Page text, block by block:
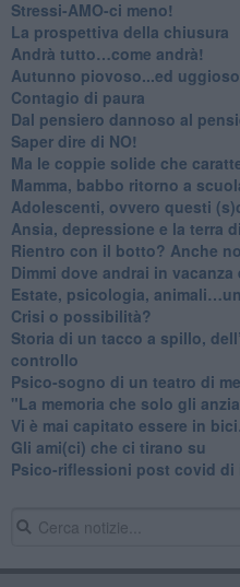
​Stressi-AMO-ci meno!
​La prospettiva della chiusura
​Andrà tutto…come andrà!
Autunno piovoso...ed uggioso
​Contagio di paura
​Dal pensiero dannoso al
​Saper dire di NO!
​Ma le coppie solide che
​Mamma, babbo ritorno a
Adolescenti, ovvero questi
Ansia, depressione e la terra
​Rientro con il botto? Anche
Dimmi dove andrai in
​Estate, psicologia,
​Crisi o possibilità?
​Storia di un tacco a spillo,
controllo
​Psico-sogno di un teatro di
"La memoria che solo gli
​Vi è mai capitato essere in
​Gli ami(ci) che ci tirano su
Psico-riflessioni post covid di